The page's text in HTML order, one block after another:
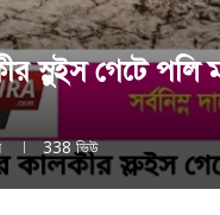
স্লুইস গেটে পলি
338ভিউ